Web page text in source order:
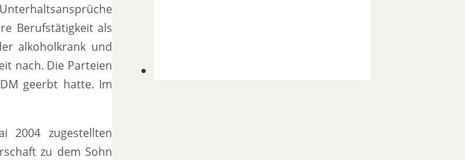
Berufstätigkeit als
alkoholkrank und
nach. Die Parteien
geerbt hatte. Im
2004 zugestellten
zu dem Sohn